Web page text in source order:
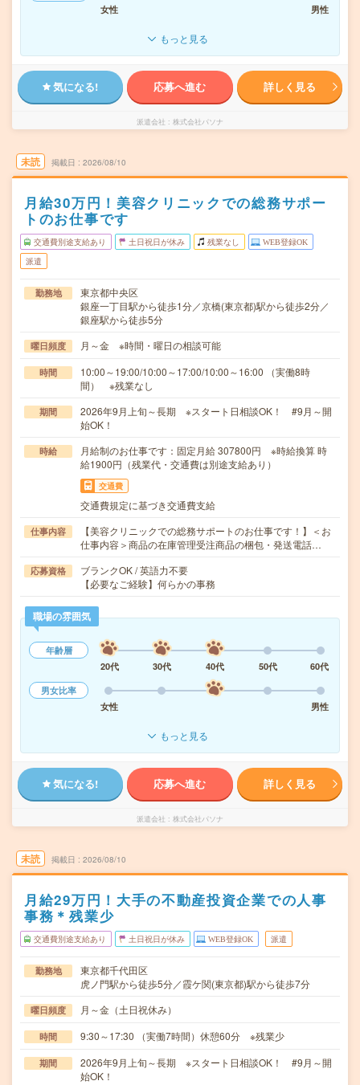
女性
男性
もっと見る
気になる! 応募へ進む 詳しく見る
派遣会社 株式会社パソナ
未読 掲載日 2026/08/10
月給30万円！美容クリニックでの総務サポー
トのお仕事です
交通費別途支給あり 土日祝日が休み 残業なし WEB登録OK
派遣
勤務地
東京都中央区
銀座一丁目駅から徒歩1分／京橋(東京都)駅から徒歩2分／
銀座駅から徒歩5分
曜日頻度 月～金 ※時間・曜日の相談可能
時間
10:00～19:00/10:00～17:00/10:00～16:00 （実働8時
間） ※残業なし
期間
2026年9月上旬～長期 ※スタート日相談OK！ #9月～開
始OK！
時給
月給制のお仕事です：固定月給 307800円 ※時給換算 時
給1900円（残業代・交通費は別途支給あり）
交通費
交通費規定に基づき交通費支給
仕事内容
【美容クリニックでの総務サポートのお仕事です！】＜お
仕事内容＞商品の在庫管理受注商品の梱包・発送電話…
応募資格
ブランクOK / 英語力不要
【必要なご経験】何らかの事務
職場の雰囲気
年齢層
20代
30代 40代 50代
60代
男女比率
女性
男性
もっと見る
気になる! 応募へ進む 詳しく見る
派遣会社 株式会社パソナ
未読 掲載日 2026/08/10
月給29万円！大手の不動産投資企業での人事
事務＊残業少
交通費別途支給あり 土日祝日が休み WEB登録OK 派遣
勤務地
東京都千代田区
虎ノ門駅から徒歩5分／霞ケ関(東京都)駅から徒歩7分
曜日頻度 月～金（土日祝休み）
時間 9:30～17:30 （実働7時間）休憩60分 ※残業少
期間
2026年9月上旬～長期 ※スタート日相談OK！ #9月～開
始OK！